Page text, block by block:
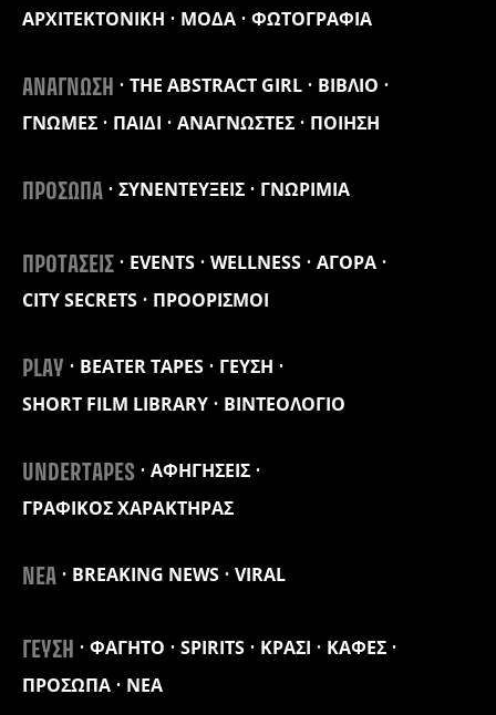
ΑΡΧΙΤΕΚΤΟΝΙΚΗ
ΜΟΔΑ ΦΩΤΟΓΡΑΦΙΑ
ΑΝΑΓΝΩΣΗ THE ABSTRACT GIRL
ΒΙΒΛΙΟ
ΓΝΩΜΕΣ
ΠΑΙΔΙ ΑΝΑΓΝΩΣΤΕΣ ΠΟΙΗΣΗ
ΠΡΟΣΩΠΑ ΣΥΝΕΝΤΕΥΞΕΙΣ ΓΝΩΡΙΜΙΑ
ΠΡΟΤΑΣΕΙΣ EVENTS WELLNESS
ΑΓΟΡΑ
CITY SECRETS
ΠΡΟΟΡΙΣΜΟΙ
PLAY BEATER TAPES
ΓΕΥΣΗ
SHORT FILM LIBRARY
ΒΙΝΤΕΟΛΟΓΙΟ
UNDERTAPES
ΑΦΗΓΗΣΕΙΣ
ΓΡΑΦΙΚΟΣ ΧΑΡΑΚΤΗΡΑΣ
ΝΕΑ BREAKING NEWS VIRAL
ΓΕΥΣΗ ΦΑΓΗΤΟ SPIRITS ΚΡΑΣΙ
ΚΑΦΕΣ
ΠΡΟΣΩΠΑ
ΝΕΑ